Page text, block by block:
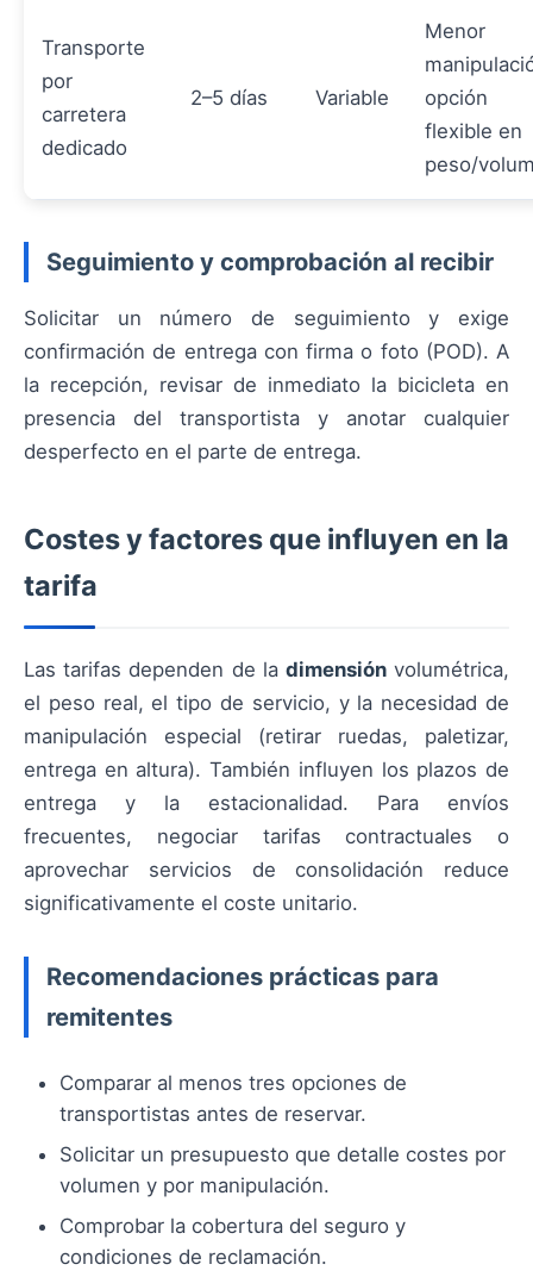
Transporte
por
carretera
dedicado
2–5 días Variable
Menor
opción
flexible en
peso/
Seguimiento y comprobación al recibir
Solicitar un número de seguimiento y exige
confirmación de entrega con firma o foto (POD). A
la recepción, revisar de inmediato la bicicleta en
presencia del transportista y anotar cualquier
desperfecto en el parte de entrega.
Costes y factores que influyen en la
tarifa
Las tarifas dependen de la dimensiónvolumétrica,
el peso real, el tipo de servicio, y la necesidad de
manipulación especial (retirar ruedas, paletizar,
entrega en altura). También influyen los plazos de
entrega y la estacionalidad. Para envíos
frecuentes, negociar tarifas contractuales o
aprovechar servicios de consolidación reduce
significativamente el coste unitario.
Recomendaciones prácticas para
remitentes
Comparar al menos tres opciones de
transportistas antes de reservar.
Solicitar un presupuesto que detalle costes por
volumen y por manipulación.
Comprobar la cobertura del seguro y
condiciones de reclamación.